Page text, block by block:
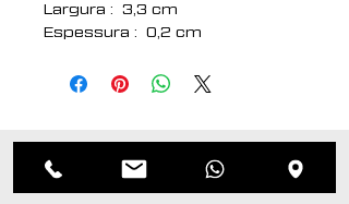
Largura : 3,3 cm
Espessura : 0,2 cm
Peso aproximado (g): 8
Produtos